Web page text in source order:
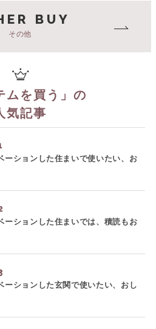
BUY
その他
ムを買う 」の
気記事
ーションした住まいで使いたい、お
ーションした住まいでは、積読もお
ーションした玄関で使いたい、おし